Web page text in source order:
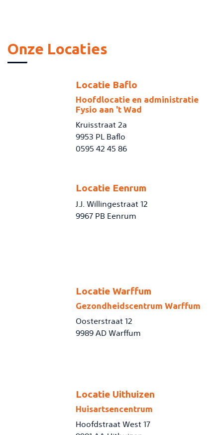
Onze Locaties
Locatie Baflo
Hoofdlocatie en administratie
Fysio aan 't Wad
Kruisstraat 2a
9953 PL Baflo
0595 42 45 86
Locatie Eenrum
J.J. Willingestraat 12
9967 PB Eenrum
Locatie Warffum
Gezondheidscentrum Warffum
Oosterstraat 12
9989 AD Warffum
Locatie Uithuizen
Huisartsencentrum
Hoofdstraat West 17